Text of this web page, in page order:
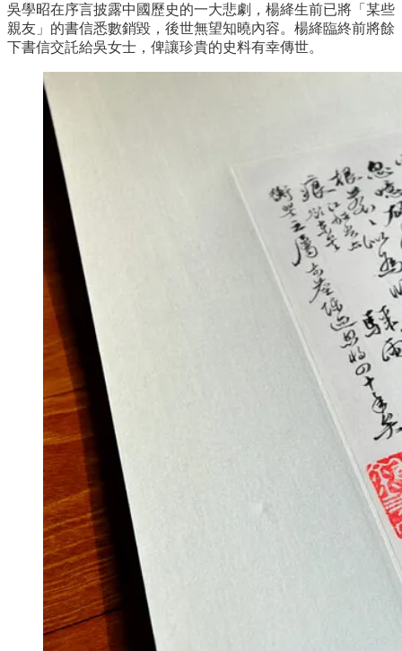
吳學昭在序言披露中國歷史的一大悲劇，楊絳生前已將「某些
親友」的書信悉數銷毀，後世無望知曉內容。楊絳臨終前將餘
下書信交託給吳女士，俾讓珍貴的史料有幸傳世。